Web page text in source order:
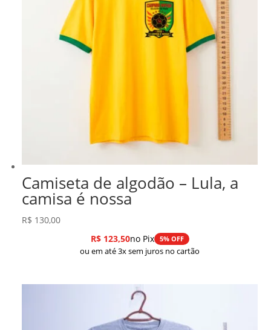
Camiseta de algodão – Lula, a
camisa é nossa
R$ 130,00
R$123,50no Pix 5% OFF
ou em até 3x sem juros no cartão